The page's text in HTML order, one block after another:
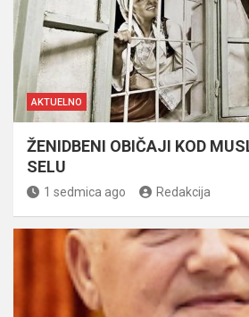
AKTUELNO
ŽENIDBENI OBIČAJI KOD
SELU
1 sedmica ago Redakcija